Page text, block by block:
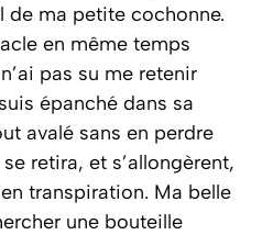
de ma petite cochonne.
en même temps
pas su me retenir
épanché dans sa
avalé sans en perdre
retira, et s’allongèrent,
transpiration. Ma belle
une bouteille